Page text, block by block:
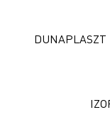
DUNAPLASZT